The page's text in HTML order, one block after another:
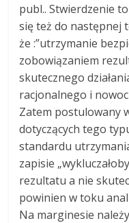
publ.. Stwierdzenie
się też do następnej
że :”utrzymanie
zobowiązaniem
skutecznego
racjonalnego i
Zatem postulowany
dotyczących tego
standardu
zapisie
rezultatu a nie
powinien w toku
Na marginesie